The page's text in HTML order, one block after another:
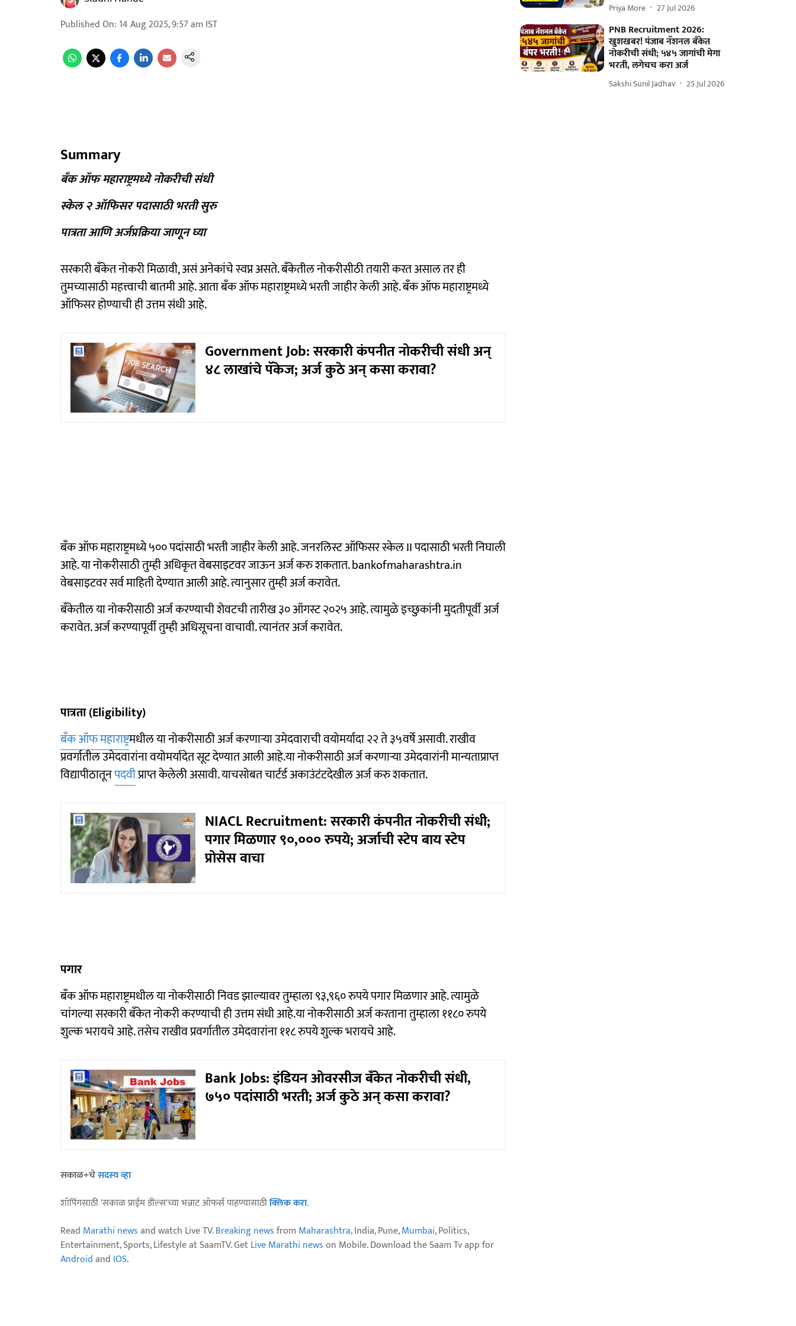
Published On: 14 Aug 2025, 9:57 am IST
Summary
बँक ऑफ महाराष्ट्रमध्ये नोकरीची संधी
स्केल २ ऑफिसर पदासाठी भरती सुरु
पात्रता आणि अर्जप्रक्रिया जाणून घ्या
सरकारी बँकेत नोकरी मिळावी, असं अनेकांचे स्वप्न असते. बँकेतील नोकरीसीठी तयारी करत असाल तर ही
तुमच्यासाठी महत्त्वाची बातमी आहे. आता बँक ऑफ महाराष्ट्रमध्ये भरती जाहीर केली आहे. बँक ऑफ महाराष्ट्रमध्ये
ऑफिसर होण्याची ही उत्तम संधी आहे.
Government Job: सरकारी कंपनीत नोकरीची संधी अन्
४८ लाखांचे पॅकेज; अर्ज कुठे अन् कसा करावा?
बँक ऑफ महाराष्ट्रमध्ये ५०० पदांसाठी भरती जाहीर केली आहे. जनरलिस्ट ऑफिसर स्केल II पदासाठी भरती निघाली
आहे. या नोकरीसाठी तुम्ही अधिकृत वेबसाइटवर जाऊन अर्ज करु शकतात. bankofmaharashtra.in
वेबसाइटवर सर्व माहिती देण्यात आली आहे. त्यानुसार तुम्ही अर्ज करावेत.
बँकेतील या नोकरीसाठी अर्ज करण्याची शेवटची तारीख ३० ऑगस्ट २०२५ आहे. त्यामुळे इच्छुकांनी मुदतीपूर्वी अर्ज
करावेत. अर्ज करण्यापूर्वी तुम्ही अधिसूचना वाचावी. त्यानंतर अर्ज करावेत.
पात्रता (Eligibility)
बँक ऑफ महाराष्ट्रमधील या नोकरीसाठी अर्ज करणाऱ्या उमेदवाराची वयोमर्यादा २२ ते ३५वर्षे असावी. राखीव
प्रवर्गातील उमेदवारांना वयोमर्यादेत सूट देण्यात आली आहे.या नोकरीसाठी अर्ज करणाऱ्या उमेदवारांनी मान्यताप्राप्त
विद्यापीठातूनपदवीप्राप्त केलेली असावी. याचसोबत चार्टर्ड अकाउंटंटदेखील अर्ज करु शकतात.
NIACL Recruitment: सरकारी कंपनीत नोकरीची संधी;
पगार मिळणार ९०,००० रुपये; अर्जाची स्टेप बाय स्टेप
प्रोसेस वाचा
पगार
बँक ऑफ महाराष्ट्रमधील या नोकरीसाठी निवड झाल्यावर तुम्हाला ९३,९६० रुपये पगार मिळणार आहे. त्यामुळे
चांगल्या सरकारी बँकेत नोकरी करण्याची ही उत्तम संधी आहे.या नोकरीसाठी अर्ज करताना तुम्हाला ११८० रुपये
शुल्क भरायचे आहे. तसेच राखीव प्रवर्गातील उमेदवारांना ११८ रुपये शुल्क भरायचे आहे.
Bank Jobs: इंडियन ओवरसीज बँकेत नोकरीची संधी,
७५० पदांसाठी भरती; अर्ज कुठे अन् कसा करावा?
सकाळ+चेसदस्य व्हा
शॉपिंगसाठी 'सकाळ प्राईम डील्स'च्या भन्नाट ऑफर्स पाहण्यासाठीक्लिक करा.
Read Marathi newsand watch Live TV.Breaking newsfrom Maharashtra, India, Pune,Mumbai, Politics,
Entertainment, Sports, Lifestyle at SaamTV. GetLive Marathi newson Mobile. Download the Saam Tv app for
Androidand IOS.
Priya More 27 Jul 2026
PNB Recruitment 2026:
खुशखबर! पंजाब नॅशनल बँकेत
नोकरीची संधी; ५४५ जागांची मेगा
भरती, लगेचच करा अर्ज
Sakshi Sunil Jadhav 25 Jul 2026